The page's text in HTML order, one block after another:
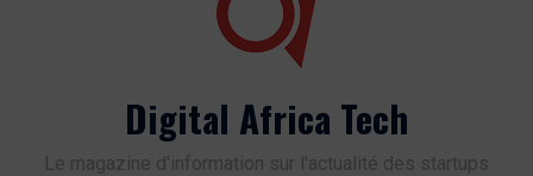
Digital Africa Tech
Le magazine d'information sur l'actualité des startups